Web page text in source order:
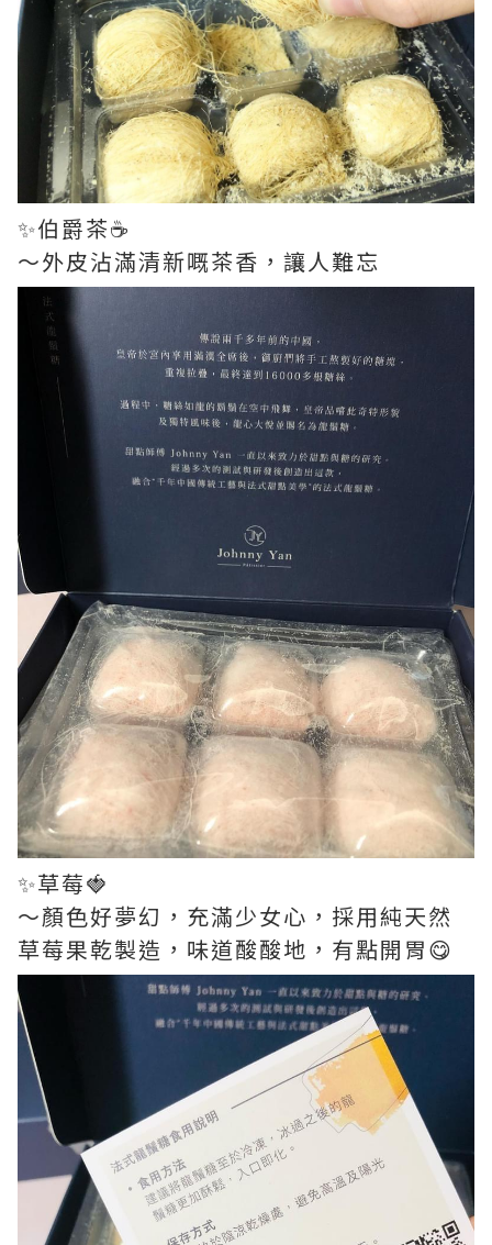
✨伯爵茶☕️
～外皮沾滿清新嘅茶香，讓人難忘
✨草莓🍓
～顏色好夢幻，充滿少女心，採用純天然
草莓果乾製造，味道酸酸地，有點開胃😋